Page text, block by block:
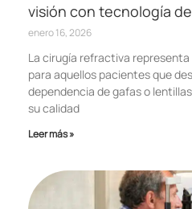
visión con tecnología
enero 16, 2026
La cirugía refractiva
para aquellos pacientes que
dependencia de gafas o
su calidad
Leer más »